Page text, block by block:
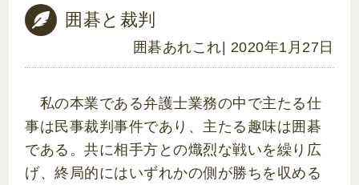
囲碁と裁判
囲碁あれこれ| 2020年1月27日
私の本業である弁護士業務の中で主たる仕
事は民事裁判事件であり、主たる趣味は囲碁
である。共に相手方との熾烈な戦いを繰り広
げ、終局的にはいずれかの側が勝ちを収める